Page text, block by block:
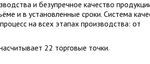
и безупречное качество
и в установленные сроки. Система
на всех этапах производства: от
22 торговые точки.